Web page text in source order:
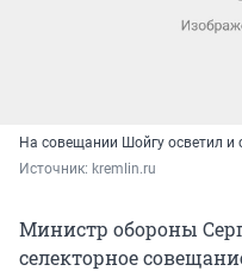
На совещании Шойгу осветил и
Источник: kremlin.ru
Министр обороны
селекторное